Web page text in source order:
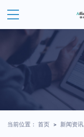
当前位置： 首页 > 新闻资讯